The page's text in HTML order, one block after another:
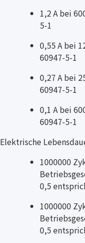
1,2 A bei
5-1
0,55 A bei
60947-5-1
0,27 A bei
60947-5-1
0,1 A bei
60947-5-1
Elektrische
1000000
0,5
1000000
0,5